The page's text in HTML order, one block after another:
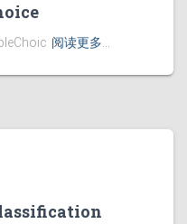
阅读更多…